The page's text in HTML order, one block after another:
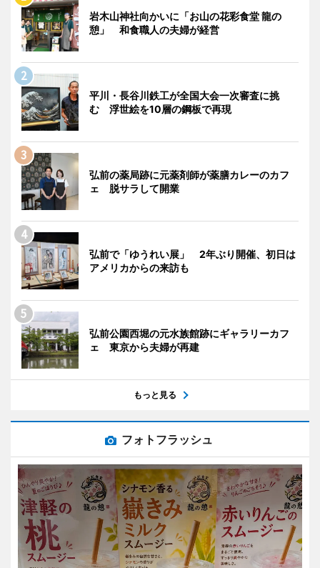
岩木山神社向かいに「お山の花彩食堂 龍の
憩」 和食職人の夫婦が経営
平川・長谷川鉄工が全国大会一次審査に挑
む 浮世絵を10層の鋼板で再現
弘前の薬局跡に元薬剤師が薬膳カレーのカフ
ェ 脱サラして開業
弘前で「ゆうれい展」 2年ぶり開催、初日は
アメリカからの来訪も
弘前公園西堀の元水族館跡にギャラリーカフ
ェ 東京から夫婦が再建
もっと見る
フォトフラッシュ